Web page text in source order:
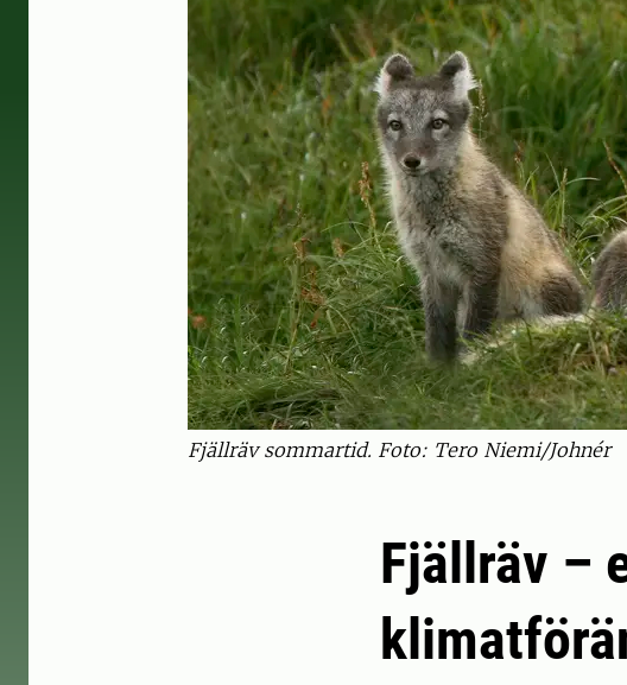
Fjällräv sommartid. Foto: Tero Niemi/Johnér
Fjällräv –